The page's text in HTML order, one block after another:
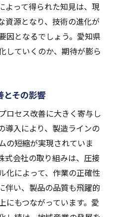
よって得られた知見は、現
資源となり、技術の進化が
因となるでしょう。愛知県
していくのか、期待が膨ら
とその影響
ロセス改善に大きく寄与し
導入により、製造ラインの
の短縮が実現されていま
式会社の取り組みは、圧接
化によって、作業の正確性
伴い、製品の品質も飛躍的
にもつながっています。愛